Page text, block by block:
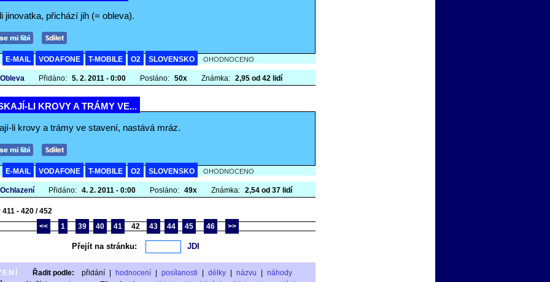
jinovatka, přichází jih (= obleva).
E-MAIL VODAFONE T-MOBILE O2 SLOVENSKO OHODNOCENO
Přidáno: 5. 2. 2011 - 0:00 Posláno: 50x Známka: 2,95 od 42 lidí
LI KROVY A TRÁMY VE...
li krovy a trámy ve stavení, nastává mráz.
E-MAIL VODAFONE T-MOBILE O2 SLOVENSKO OHODNOCENO
Přidáno: 4. 2. 2011 - 0:00 Posláno: 49x Známka: 2,54 od 37 lidí
- 420 / 452
<<
1 39 40 41 42 43 44 45 46 >>
Přejít na stránku:
Řadit podle: přidání hodnocení posílanosti délky názvu
náhody